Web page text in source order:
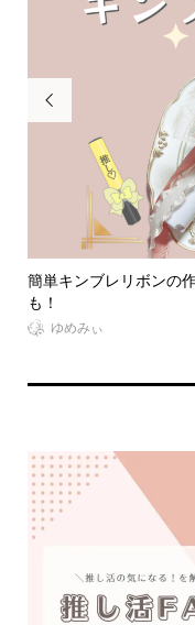

商品 推し・本人不在の誕
なに...
VitaminDay編集部